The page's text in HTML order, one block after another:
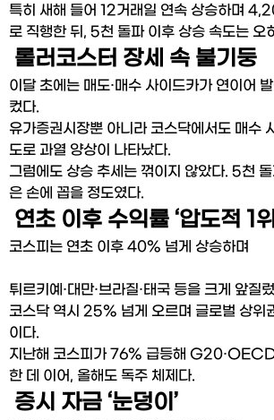
특히 새해 들어 12거래일 연속 상승하며
로 직행한 뒤, 5천 돌파 이후 상승 속도는 오
롤러코스터 장세 속 불기둥
이달 초에는 매도·매수 사이드카가 연이어
컸다.
유가증권시장뿐 아니라 코스닥에서도 매수
도로 과열 양상이 나타났다.
그럼에도 상승 추세는 꺾이지 않았다. 5천
은 손에 꼽을 정도였다.
연초 이후 수익률 ‘압도적 1
코스피는 연초 이후 40% 넘게 상승하며
튀르키예·대만·브라질·태국 등을 크게 앞질
코스닥 역시 25% 넘게 오르며 글로벌 상위
이다.
지난해 코스피가 76% 급등해
한 데 이어, 올해도 독주 체제다.
증시 자금 ‘눈덩이’